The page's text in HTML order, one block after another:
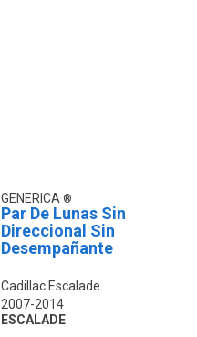
GENERICA
Par De Lunas Sin
Direccional Sin
Desempañante
Cadillac Escalade
2007-2014
ESCALADE